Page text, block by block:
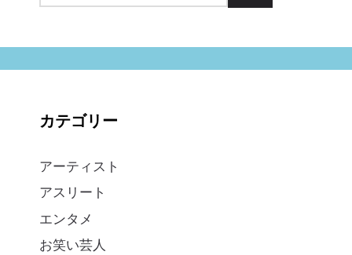
カテゴリー
アーティスト
アスリート
エンタメ
お笑い芸人